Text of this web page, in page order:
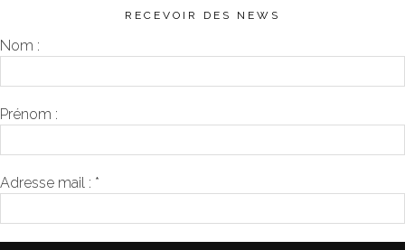
RECEVOIR DES NEWS
Nom :
Prénom :
Adresse mail : *